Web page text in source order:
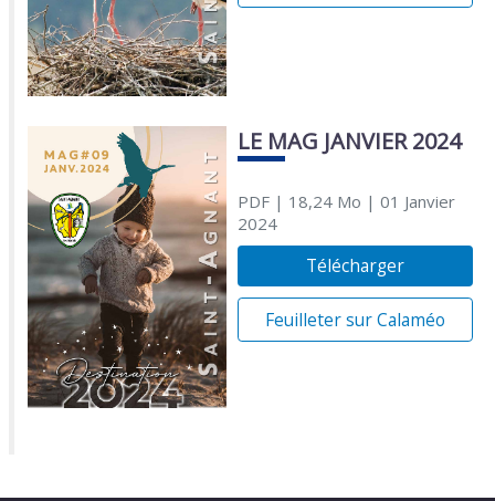
LE MAG JANVIER 2024
PDF| 18,24 Mo | 01 Janvier
2024
Télécharger
Feuilleter sur Calaméo